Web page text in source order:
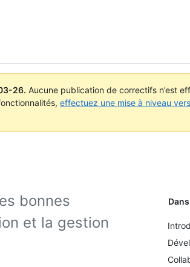
26. Aucune publication de correctifs n’est
effectuez une mise à niveau
bonnes
et la gestion